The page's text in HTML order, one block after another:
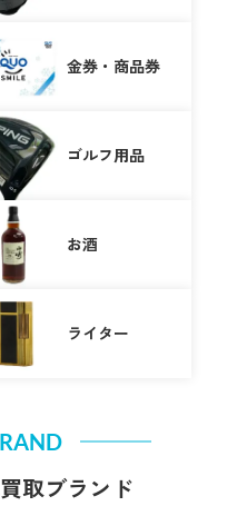
金券・商品券
ゴルフ用品
お酒
ライター
取ブランド